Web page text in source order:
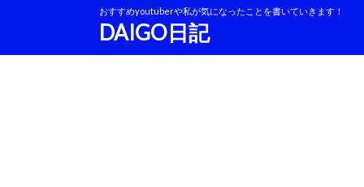
おすすめyoutuberや私が気になったことを書いていきます！
DAIGO日記